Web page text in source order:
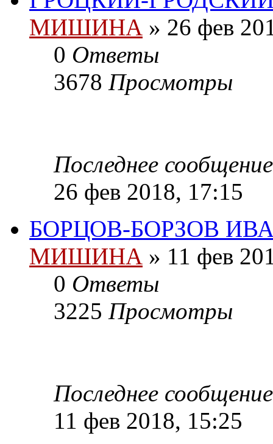
МИШИНА » 26 фев
0 Ответы
3678 Просмотры
Последнее
26 фев 2018, 17:15
БОРЦОВ-БОРЗОВ
МИШИНА » 11 фев
0 Ответы
3225 Просмотры
Последнее
11 фев 2018, 15:25